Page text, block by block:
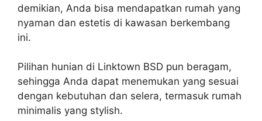
demikian, Anda bisa mendapatkan rumah yang
nyaman dan estetis di kawasan berkembang
ini.
Pilihan hunian di Linktown BSD pun beragam,
sehingga Anda dapat menemukan yang sesuai
dengan kebutuhan dan selera, termasuk rumah
minimalis yang stylish.